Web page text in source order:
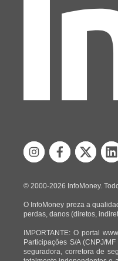
© 2000-2026 InfoMoney.
O InfoMoney preza a
perdas, danos (diretos,
IMPORTANTE: O portal
Participações S/A (CNPJ/
seguradora, corretora de